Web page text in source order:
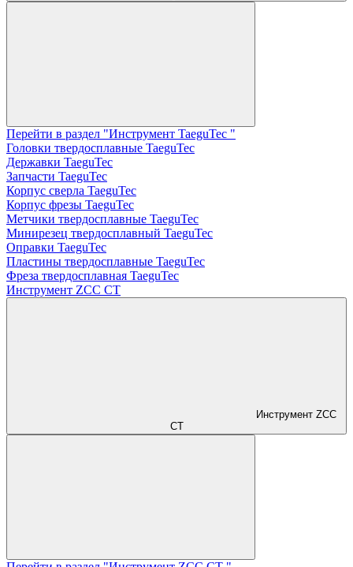
Перейти в раздел "Инструмент TaeguTec "
Головки твердосплавные TaeguTec
Державки TaeguTec
Запчасти TaeguTec
Корпус сверла TaeguTec
Корпус фрезы TaeguTec
Метчики твердосплавные TaeguTec
Минирезец твердосплавный TaeguTec
Оправки TaeguTec
Пластины твердосплавные TaeguTec
Фреза твердосплавная TaeguTec
Инструмент ZCС CT
Инструмент ZCС
CT